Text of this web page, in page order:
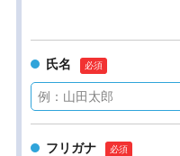
氏名
フリガナ